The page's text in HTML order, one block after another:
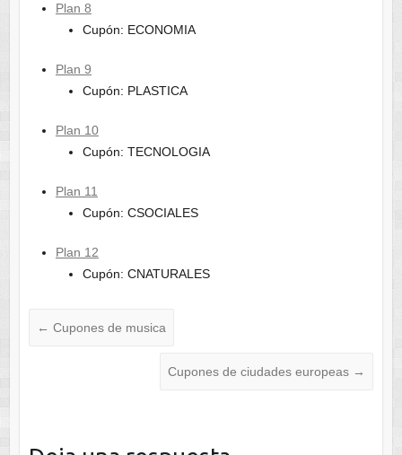
Plan 8
Cupón: ECONOMIA
Plan 9
Cupón: PLASTICA
Plan 10
Cupón: TECNOLOGIA
Plan 11
Cupón: CSOCIALES
Plan 12
Cupón: CNATURALES
← Cupones de musica
Cupones de ciudades europeas →